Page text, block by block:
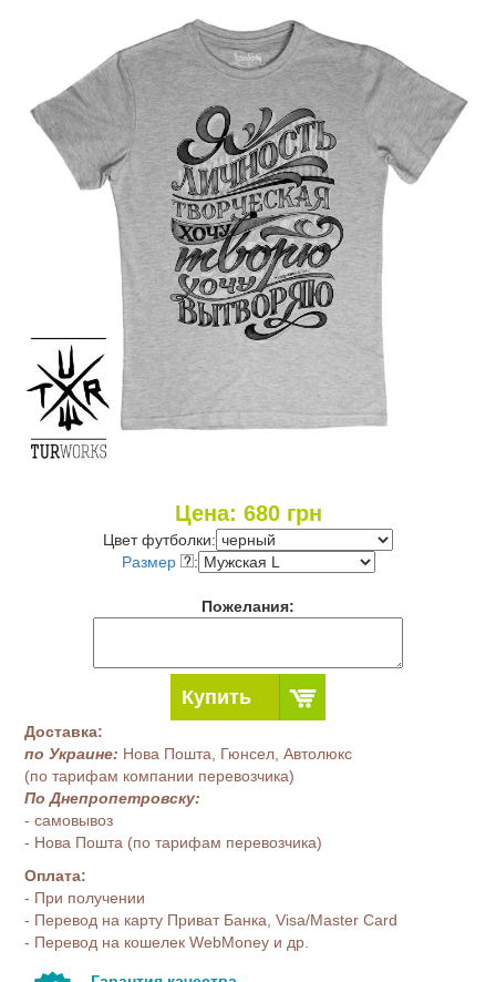
Цена: 680грн
Цвет футболки:
Размер
:
Пожелания:
Купить
Доставка:
по Украине: Нова Пошта, Гюнсел, Автолюкс
(по тарифам компании перевозчика)
По Днепропетровску:
- самовывоз
- Нова Пошта (по тарифам перевозчика)
Оплата:
- При получении
- Перевод на карту Приват Банка, Visa/Master Card
- Перевод на кошелек WebMoney и др.